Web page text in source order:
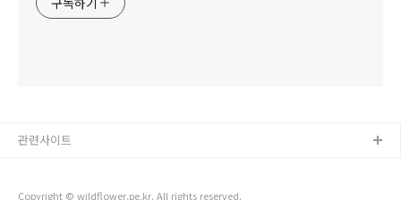
Copyright © wildflower.pe.kr. All rights reserved.
관련사이트